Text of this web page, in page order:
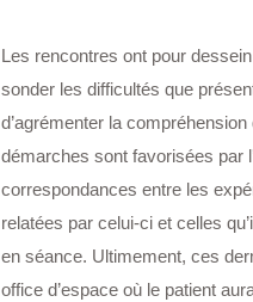
Les rencontres ont pour
sonder les difficultés que
d’agrémenter la compréhension
démarches sont favorisées par
correspondances entre les
relatées par celui-ci et celles
en séance. Ultimement, ces
office d’espace où le patient